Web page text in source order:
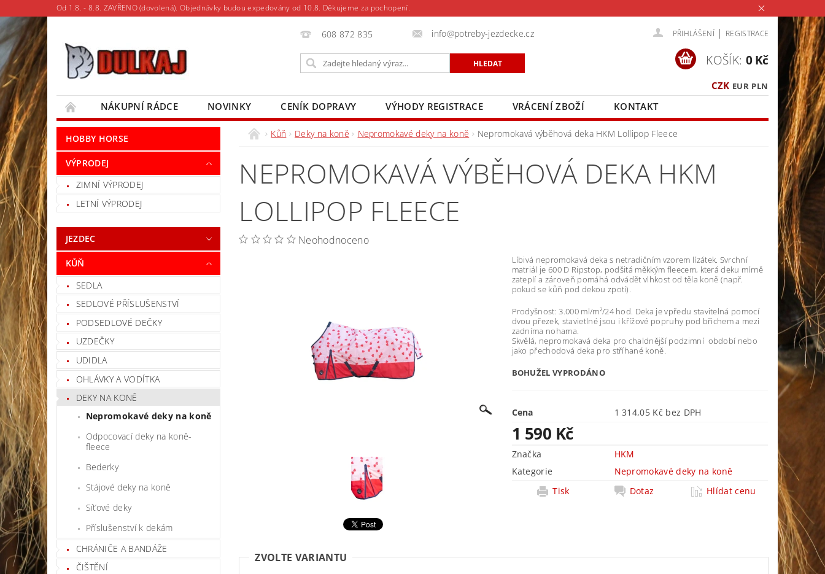
Od 1.8. - 8.8. ZAVŘENO (dovolená). Objednávky budou expedovány od 10.8. Děkujeme za pochopení.
608 872 835 info@potreby-jezdecke.cz PŘIHLÁŠENÍ | REGISTRACE
CZK EUR PLN
KOŠÍK: 0 Kč
NÁKUPNÍ RÁDCE NOVINKY CENÍK DOPRAVY VÝHODY REGISTRACE VRÁCENÍ ZBOŽÍ
KONTAKT
MOJE OBJEDNÁVKA
HOBBY HORSE
VÝPRODEJ
ZIMNÍ VÝPRODEJ
LETNÍ VÝPRODEJ
JEZDEC
KŮŇ
SEDLA
SEDLOVÉ PŘÍSLUŠENSTVÍ
PODSEDLOVÉ DEČKY
UZDEČKY
UDIDLA
OHLÁVKY A VODÍTKA
DEKY NA KONĚ
Nepromokavé deky na koně
Odpocovací deky na koně-
fleece
Bederky
Stájové deky na koně
Síťové deky
Příslušenství k dekám
CHRÁNIČE A BANDÁŽE
ČIŠTĚNÍ
Kůň Deky na koně Nepromokavé deky na koně Nepromokavá výběhová deka HKM Lollipop Fleece
NEPROMOKAVÁ VÝBĚHOVÁ DEKA HKM
LOLLIPOP FLEECE
Neohodnoceno
Líbivá nepromokavá deka s netradičním vzorem lízátek. Svrchní
matriál je 600 D Ripstop, podšitá měkkým fleecem, která deku mírně
zateplí a zároveň pomáhá odvádět vlhkost od těla koně (např.
pokud se kůň pod dekou zpotí).
Prodyšnost: 3.000 ml/m²/24 hod. Deka je vpředu stavitelná pomocí
dvou přezek, stavietlné jsou i křížové popruhy pod břichem a mezi
zadníma nohama.
Skvělá, nepromokavá deka pro chaldnější podzimní období nebo
jako přechodová deka pro stříhané koně.
BOHUŽEL VYPRODÁNO
Cena 1 314,05 Kč bez DPH
1 590 Kč
Značka
HKM
Kategorie
Nepromokavé deky na koně
Tisk
Dotaz Hlídat cenu
ZVOLTE VARIANTU